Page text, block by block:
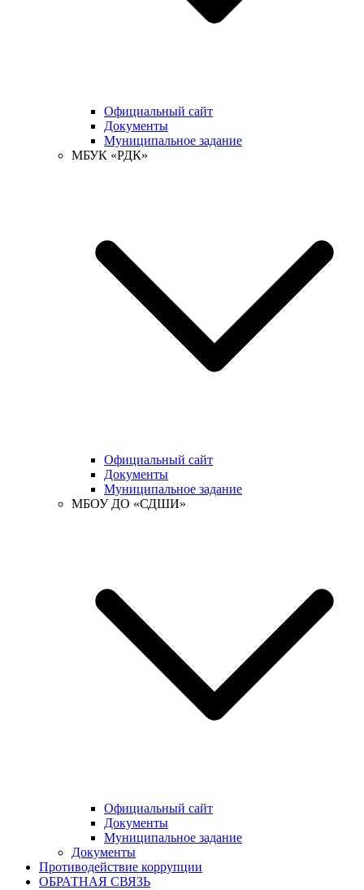
Официальный сайт
Документы
Муниципальное задание
МБУК «РДК»
Официальный сайт
Документы
Муниципальное задание
МБОУ ДО «СДШИ»
Официальный сайт
Документы
Муниципальное задание
Документы
Противодействие коррупции
ОБРАТНАЯ СВЯЗЬ